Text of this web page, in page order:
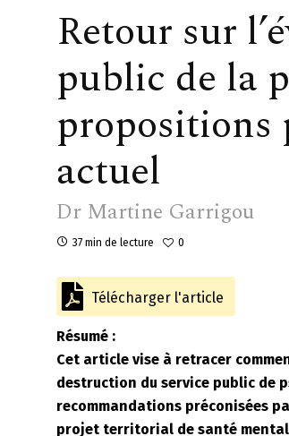
Retour sur
public de la
propositions
actuel
Dr Martine Garrigou
37 min de lecture 0
Télécharger l'article
Résumé :
Cet article vise à retracer
destruction du service public de
recommandations préconisées
projet territorial de santé